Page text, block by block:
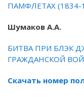
ПАМФЛЕТАХ (1834-
Шумаков А.А.
БИТВА ПРИ БЛЭК
ГРАЖДАНСКОЙ
Скачать номер